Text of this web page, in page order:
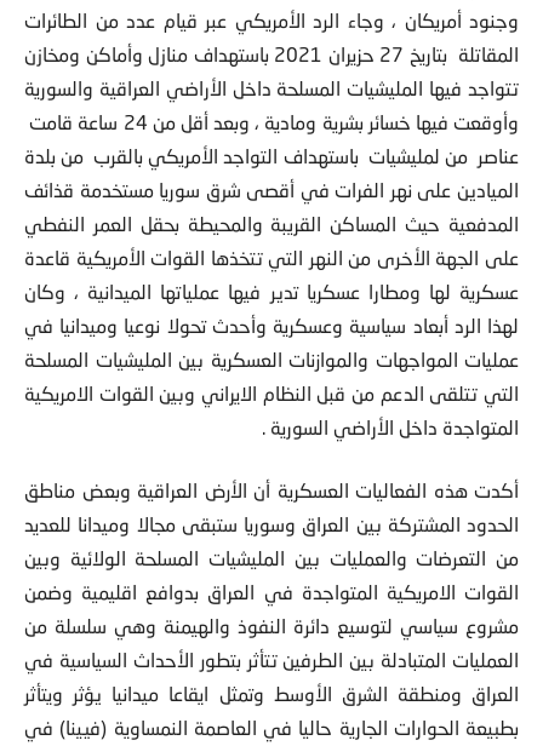
وجنود أمريكان ، وجاء الرد الأمريكي عبر قيام عدد من الطائرات
المقاتلة بتاريخ 27 حزيران 2021 باستهداف منازل وأماكن ومخازن
تتواجد فيها المليشيات المسلحة داخل الأراضي العراقية والسورية
وأوقعت فيها خسائر بشرية ومادية ، وبعد أقل من 24 ساعة قامت
عناصر من لمليشيات باستهداف التواجد الأمريكي بالقرب من بلدة
الميادين على نهر الفرات في أقصى شرق سوريا مستخدمة قذائف
المدفعية حيث المساكن القريبة والمحيطة بحقل العمر النفطي
على الجهة الأخرى من النهر التي تتخذها القوات الأمريكية قاعدة
عسكرية لها ومطارا عسكريا تدير فيها عملياتها الميدانية ، وكان
لهذا الرد أبعاد سياسية وعسكرية وأحدث تحولا نوعيا وميدانيا في
عمليات المواجهات والموازنات العسكرية بين المليشيات المسلحة
التي تتلقى الدعم من قبل النظام الايراني وبين القوات الامريكية
المتواجدة داخل الأراضي السورية .
أكدت هذه الفعاليات العسكرية أن الأرض العراقية وبعض مناطق
الحدود المشتركة بين العراق وسوريا ستبقى مجالا وميدانا للعديد
من التعرضات والعمليات بين المليشيات المسلحة الولائية وبين
القوات الامريكية المتواجدة في العراق بدوافع اقليمية وضمن
مشروع سياسي لتوسيع دائرة النفوذ والهيمنة وهي سلسلة من
العمليات المتبادلة بين الطرفين تتأثر بتطور الأحداث السياسية في
العراق ومنطقة الشرق الأوسط وتمثل ايقاعا ميدانيا يؤثر ويتأثر
بطبيعة الحوارات الجارية حاليا في العاصمة النمساوية (فيينا) في